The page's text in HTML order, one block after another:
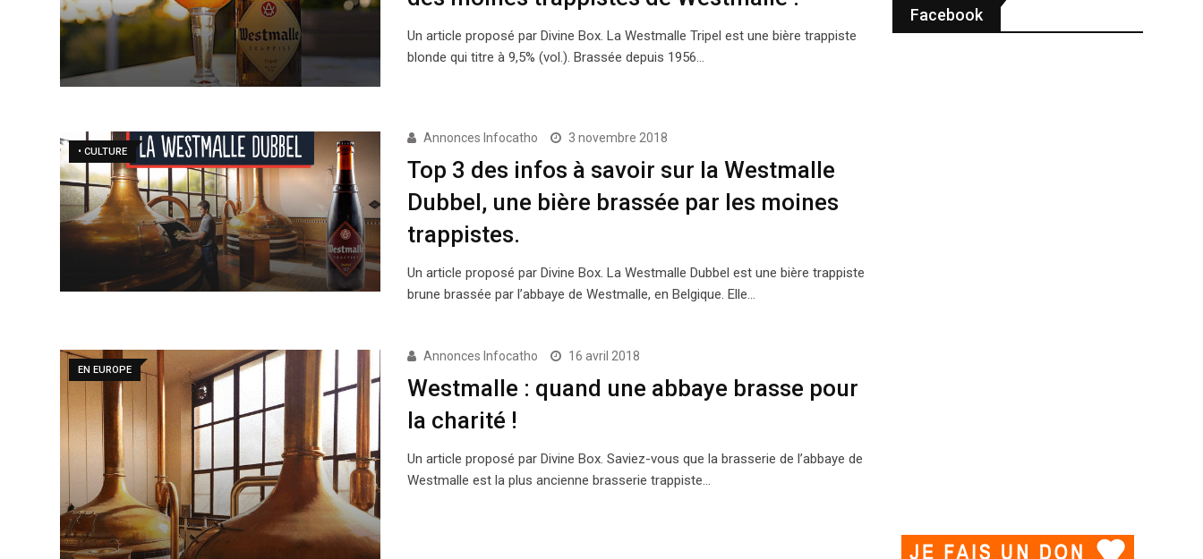
Un article proposé par Divine Box. La Westmalle Tripel est une bière trappiste
blonde qui titre à 9,5% (vol.). Brassée depuis 1956…
• CULTURE
Annonces Infocatho 3 novembre 2018
Top 3 des infos à savoir sur la Westmalle
Dubbel, une bière brassée par les moines
trappistes.
Un article proposé par Divine Box. La Westmalle Dubbel est une bière trappiste
brune brassée par l’abbaye de Westmalle, en Belgique. Elle…
EN EUROPE
Annonces Infocatho 16 avril 2018
Westmalle : quand une abbaye brasse pour
la charité !
Un article proposé par Divine Box. Saviez-vous que la brasserie de l’abbaye de
Westmalle est la plus ancienne brasserie trappiste…
Facebook